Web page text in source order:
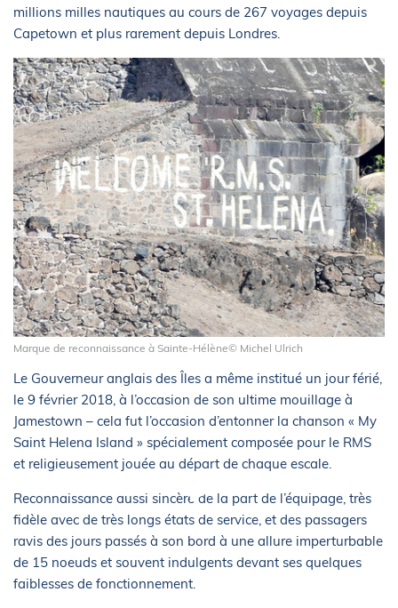
millions milles nautiques au cours de 267 voyages depuis
Capetown et plus rarement depuis Londres.
Marque de reconnaissance à Sainte-Hélène© Michel Ulrich
Le Gouverneur anglais des Îles a même institué un jour férié,
le 9 février 2018, à l’occasion de son ultime mouillage à
Jamestown – cela fut l’occasion d’entonner la chanson « My
Saint Helena Island » spécialement composée pour le RMS
et religieusement jouée au départ de chaque escale.
Reconnaissance aussi sincère de la part de l’équipage, très
fidèle avec de très longs états de service, et des passagers
ravis des jours passés à son bord à une allure imperturbable
de 15 noeuds et souvent indulgents devant ses quelques
faiblesses de fonctionnement.